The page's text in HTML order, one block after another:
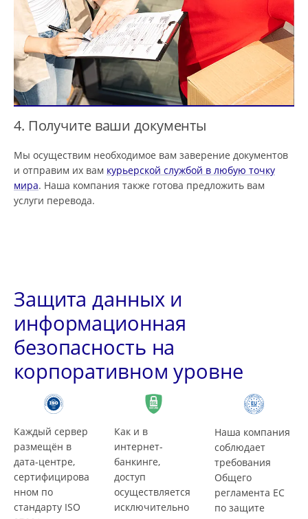
4. Получите ваши документы
Мы осуществим необходимое вам заверение документов
и отправим их вам курьерской службой в любую точку
мира. Наша компания также готова предложить вам
услуги перевода.
Защита данных и
информационная
безопасность на
корпоративном уровне
Каждый сервер
размещён в
дата-центре,
сертифицирова
нном по
стандарту ISO
Как и в
интернет-
банкинге,
доступ
осуществляется
исключительно
Наша компания
соблюдает
требования
Общего
регламента ЕС
по защите